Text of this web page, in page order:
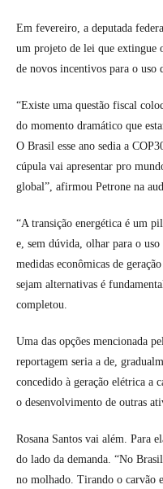
Em fevereiro, a deputada
um projeto de lei que extingue
de novos incentivos para o
“Existe uma questão fiscal
do momento dramático que
O Brasil esse ano sedia a
cúpula vai apresentar pro
global”, afirmou Petrone na
“A transição energética é um
e, sem dúvida, olhar para o
medidas econômicas de
sejam alternativas é
completou.
Uma das opções mencionada
reportagem seria a de,
concedido à geração elétrica a
o desenvolvimento de outras
Rosana Santos vai além. Para
do lado da demanda. “No
no molhado. Tirando o carvão